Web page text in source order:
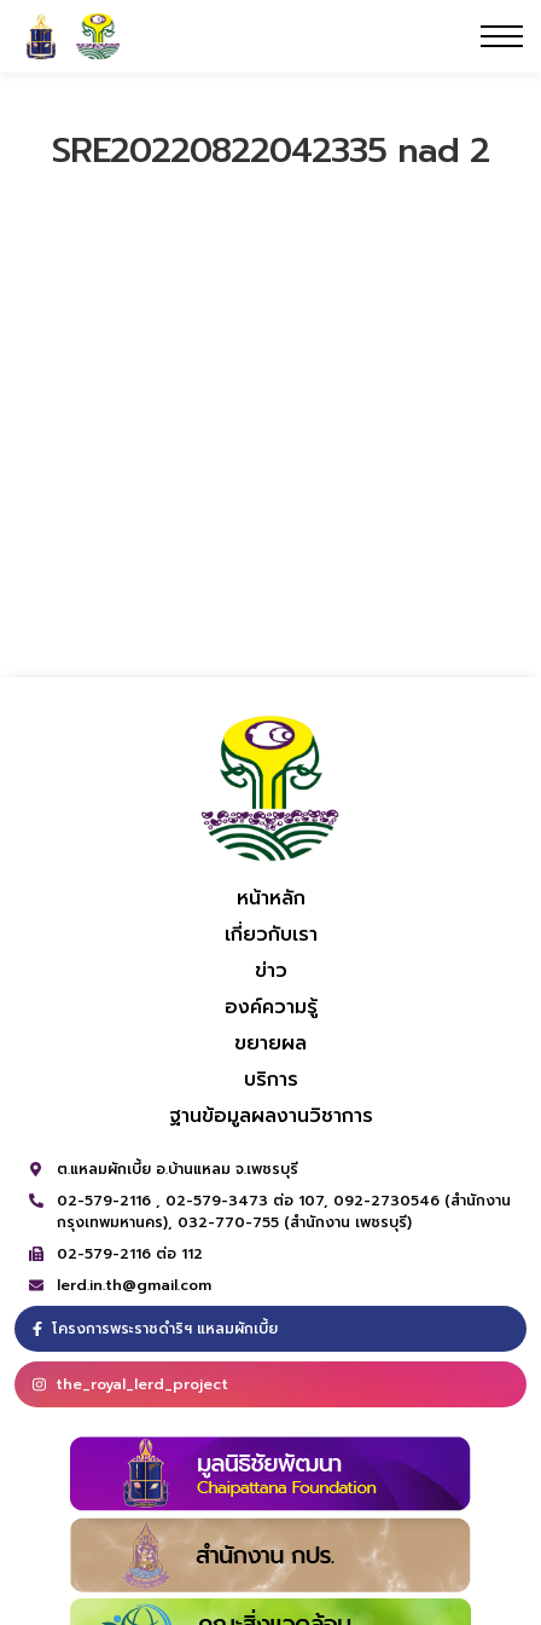
SRE20220822042335 nad 2
หน้าหลัก
เกี่ยวกับเรา
ข่าว
องค์ความรู้
ขยายผล
บริการ
ฐานข้อมูลผลงานวิชาการ
ต.แหลมผักเบี้ย อ.บ้านแหลม จ.เพชรบุรี
02-579-2116 , 02-579-3473 ต่อ 107, 092-2730546 (สำนักงาน
กรุงเทพมหานคร), 032-770-755 (สำนักงาน เพชรบุรี)
02-579-2116 ต่อ 112
lerd.in.th@gmail.com
โครงการพระราชดำริฯ แหลมผักเบี้ย
the_royal_lerd_project